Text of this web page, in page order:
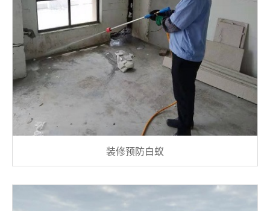
装修预防白蚁